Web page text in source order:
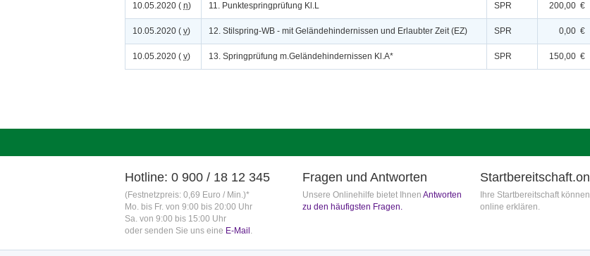
10.05.2020 ( n) 11. Punktespringprüfung Kl.L SPR 200,00 €
10.05.2020 ( v) 12. Stilspring-WB - mit Geländehindernissen und Erlaubter Zeit (EZ) SPR 0,00 €
10.05.2020 ( v) 13. Springprüfung m.Geländehindernissen Kl.A* SPR 150,00 €
Hotline: 0 900 / 18 12 345
(Festnetzpreis: 0,69 Euro / Min.)*
Mo. bis Fr. von 9:00 bis 20:00 Uhr
Sa. von 9:00 bis 15:00 Uhr
oder senden Sie uns eine E-Mail .
Fragen und Antworten
Unsere Onlinehilfe bietet Ihnen Antworten
zu den häufigsten Fragen.
Ihre Startbereitschaft
online erklären.